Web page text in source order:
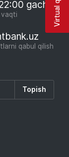
gacha
vaqti
qabul qilish
Topish